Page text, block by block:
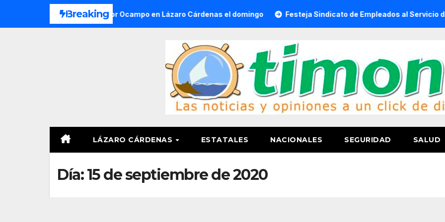
Breaking
del Ejido Melchor Ocampo en Lázaro Cárdenas el domingo Festeja Sindicato de Empleados al Servicio del H.
LÁZARO CÁRDENAS ESTATALES NACIONALES SEGURIDAD SALUD
Día:15 de septiembre de 2020